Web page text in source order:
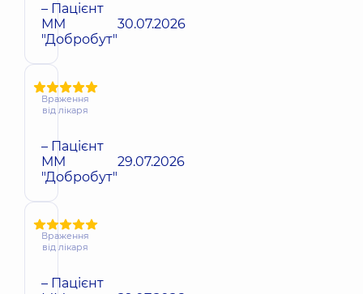
– Пацієнт
ММ
"Добробут"
30.07.2026
Враження
від лікаря
– Пацієнт
ММ
"Добробут"
29.07.2026
Враження
від лікаря
– Пацієнт